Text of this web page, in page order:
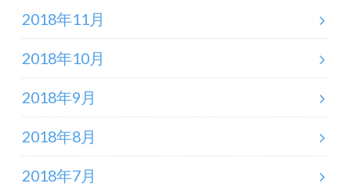
2018年11月
2018年10月
2018年9月
2018年8月
2018年7月